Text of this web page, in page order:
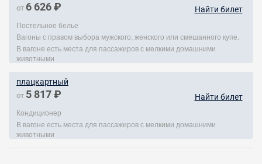
от 6 626 ₽ Найти билет
Постельное белье
Вагоны с правом выбора мужского, женского или смешанного купе.
В вагоне есть места для пассажиров с мелкими домашними
животными
плацкартный
от 5 817 ₽ Найти билет
Кондиционер
В вагоне есть места для пассажиров с мелкими домашними
животными